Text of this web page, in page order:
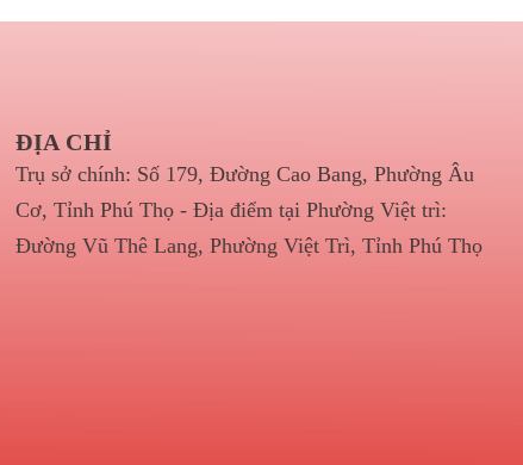
ĐỊA CHỈ
Trụ sở chính: Số 179, Đường Cao Bang, Phường Âu
Cơ, Tỉnh Phú Thọ - Địa điểm tại Phường Việt trì:
Đường Vũ Thê Lang, Phường Việt Trì, Tỉnh Phú Thọ